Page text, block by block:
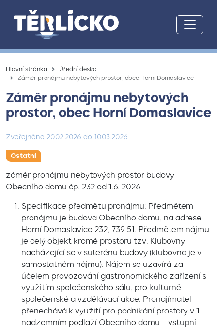
Hlavní stránka
Úřední deska
Záměr pronájmu nebytových prostor, obec Horní Domaslavice
Záměr pronájmu nebytových
prostor, obec Horní Domaslavice
Zveřejněno 20.02.2026 do 10.03.2026
Ostatní
záměr pronájmu nebytových prostor budovy
Obecního domu čp. 232 od 1.6. 2026
Specifikace předmětu pronájmu: Předmětem
pronájmu je budova Obecního domu, na adrese
Horní Domaslavice 232, 739 51. Předmětem nájmu
je celý objekt kromě prostoru tzv. Klubovny
nacházející se v suterénu budovy (klubovna je v
samostatném nájmu). Nájem se uzavírá za
účelem provozování gastronomického zařízení s
využitím společenského sálu, pro kulturně
společenské a vzdělávací akce. Pronajímatel
přenechává k využití pro podnikání prostory v 1.
nadzemním podlaží Obecního domu – vstupní